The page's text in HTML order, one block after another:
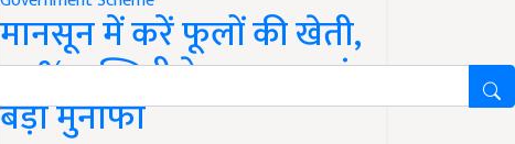
मानसून में करें फूलों की खेती,
50% सब्सिडी के साथ कमाएं
बड़ा मुनाफा